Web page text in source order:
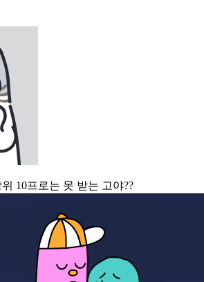
10프로는 못 받는 고야??